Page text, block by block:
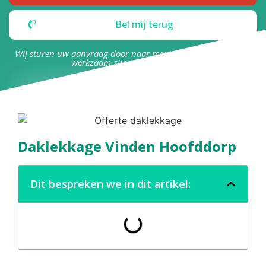
Bel mij terug
Wij sturen uw aanvraag door naar maximaal 4 bedrijven die
werkzaam zijn in uw omgeving.
Daklekkage Vinden Hoofddorp
Dit bespreken we in dit artikel: